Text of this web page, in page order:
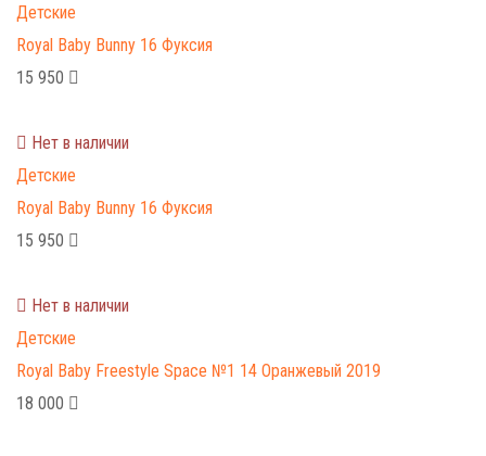
Детские
Royal Baby Bunny 16 Фуксия
15 950
Нет в наличии
Детские
Royal Baby Bunny 16 Фуксия
15 950
Нет в наличии
Детские
Royal Baby Freestyle Space №1 14 Оранжевый 2019
18 000